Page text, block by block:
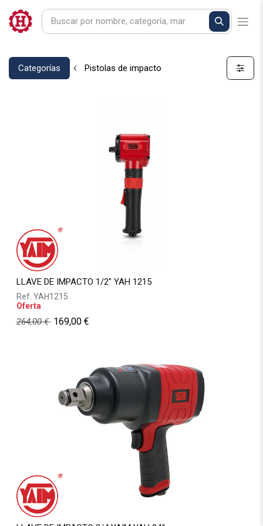
Categorías Pistolas de impacto
LLAVE DE IMPACTO 1/2" YAH 1215
Ref. YAH1215
Oferta
264,00€ 169,00€